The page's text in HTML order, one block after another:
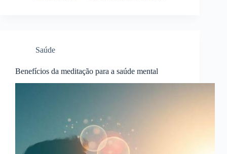
Saúde
Benefícios da meditação para a saúde mental